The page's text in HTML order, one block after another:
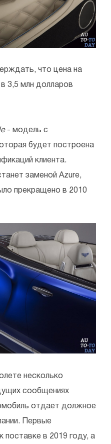
что цена на
3,5 млн долларов
- модель с
будет построена
клиента.
заменой Azure,
прекращено в 2010
несколько
сообщениях
отдает должное
Первые
поставке в 2019 году, а